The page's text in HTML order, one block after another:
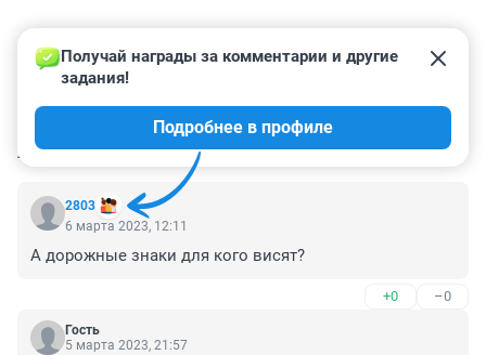
КОММЕНТАРИИ 5
2803
Получай награды за комментарии и другие
задания!
Подробнее в профиле
6 марта 2023, 12:11
А дорожные знаки для кого висят?
+0 –0
Гость
5 марта 2023, 21:57